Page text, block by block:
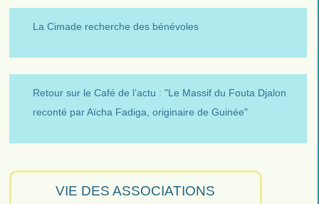
La Cimade recherche des bénévoles
Retour sur le Café de l’actu : "Le Massif du Fouta Djalon
reconté par Aïcha Fadiga, originaire de Guinée"
VIE DES ASSOCIATIONS